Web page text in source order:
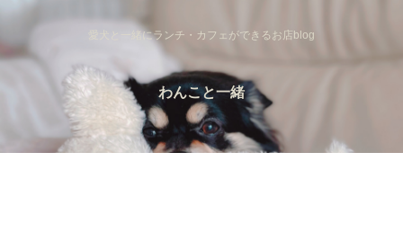
愛犬と一緒にランチ・カフェができるお店blog
わんこと一緒